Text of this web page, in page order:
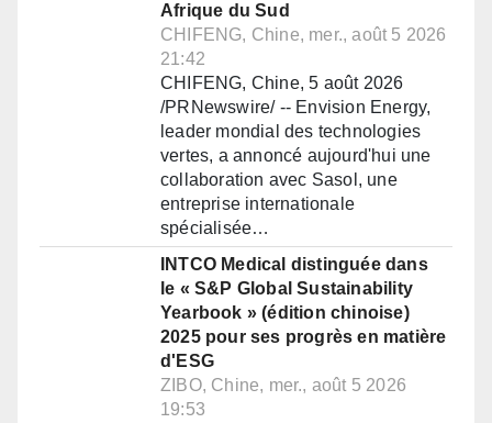
Afrique du Sud
CHIFENG, Chine, mer., août 5 2026
21:42
CHIFENG, Chine, 5 août 2026
/PRNewswire/ -- Envision Energy,
leader mondial des technologies
vertes, a annoncé aujourd'hui une
collaboration avec Sasol, une
entreprise internationale
spécialisée…
INTCO Medical distinguée dans
le « S&P Global Sustainability
Yearbook » (édition chinoise)
2025 pour ses progrès en matière
d'ESG
ZIBO, Chine, mer., août 5 2026
19:53